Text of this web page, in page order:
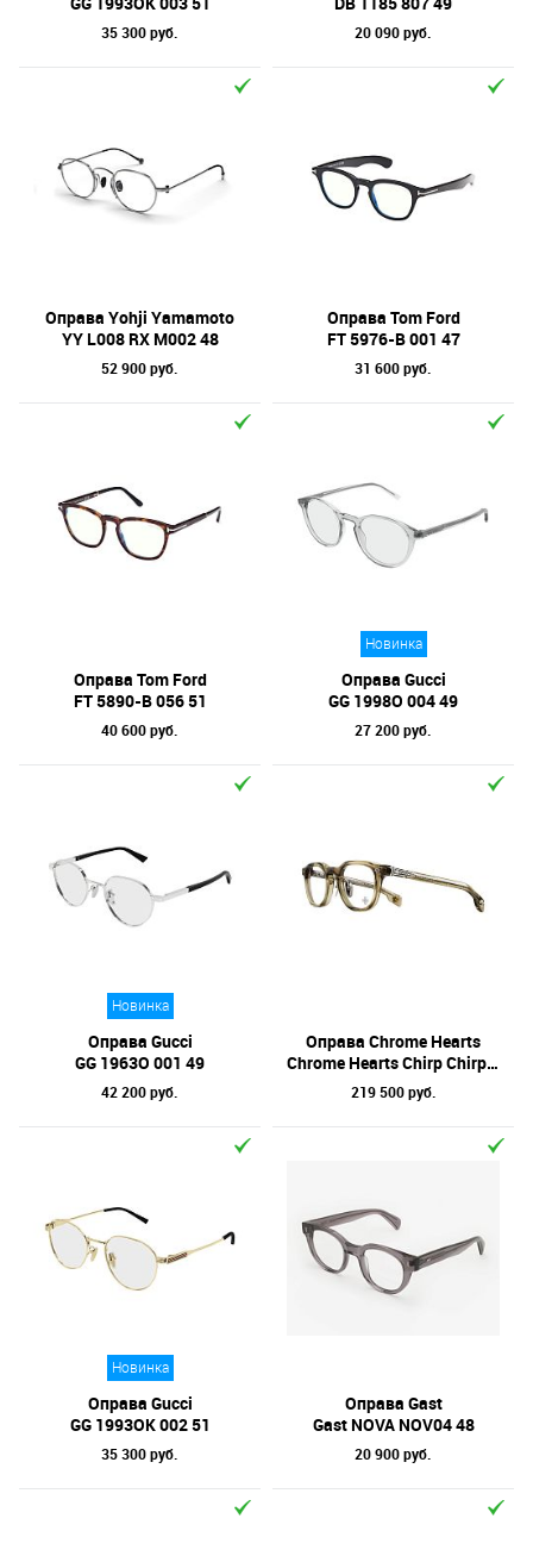
35 300 руб. 20 090 руб.
Оправа Yohji Yamamoto
YY L008 RX M002 48
52 900 руб.
Оправа Tom Ford
FT 5976-B 001 47
31 600 руб.
Оправа Tom Ford
FT 5890-B 056 51
40 600 руб.
Новинка
Оправа Gucci
GG 1998O 004 49
27 200 руб.
Новинка
Оправа Gucci
GG 1963O 001 49
42 200 руб.
Оправа Chrome Hearts
Chrome Hearts Chirp Chirp-A ARY 49
219 500 руб.
Новинка
Оправа Gucci
GG 1993OK 002 51
35 300 руб.
Оправа Gast
Gast NOVA NOV04 48
20 900 руб.